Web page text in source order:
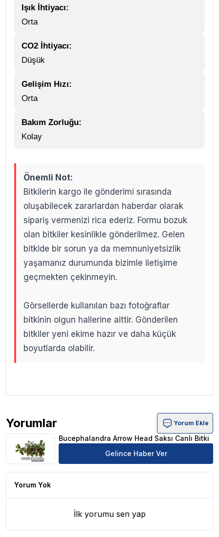
Işık İhtiyacı:
Orta
CO2 İhtiyacı:
Düşük
Gelişim Hızı:
Orta
Bakım Zorluğu:
Kolay
Önemli Not:
Bitkilerin kargo ile gönderimi sırasında
oluşabilecek zararlardan haberdar olarak
sipariş vermenizi rica ederiz. Formu bozuk
olan bitkiler kesinlikle gönderilmez. Gelen
bitkide bir sorun ya da memnuniyetsizlik
yaşamanız durumunda bizimle iletişime
geçmekten çekinmeyin.
Görsellerde kullanılan bazı fotoğraflar
bitkinin olgun hallerine aittir. Gönderilen
bitkiler yeni ekime hazır ve daha küçük
boyutlarda olabilir.
Yorumlar
Bucephalandra Arrow Head Saksı Canlı Bitki Ürün
Yorum Ekle
Bucephalandra Arrow Head Saksı Canlı Bitki
Gelince Haber Ver
Yorum Yok
İlk yorumu sen yap